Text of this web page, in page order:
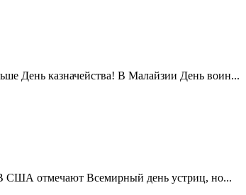
День казначейства! В Малайзии День воин...
В США отмечают Всемирный день устриц, но...